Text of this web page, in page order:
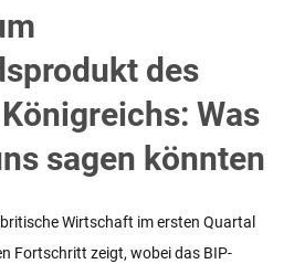
des
Was
sagen könnten
Wirtschaft im ersten Quartal
Fortschritt zeigt, wobei das BIP-